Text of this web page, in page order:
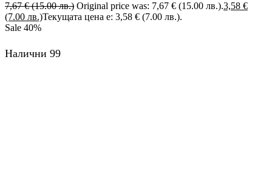
7,67€ (15.00 лв.) Original price was: 7,67 € (15.00 лв.).3,58 €
(7.00 лв.)Текущата цена е: 3,58 € (7.00 лв.).
Sale 40%
Налични 99